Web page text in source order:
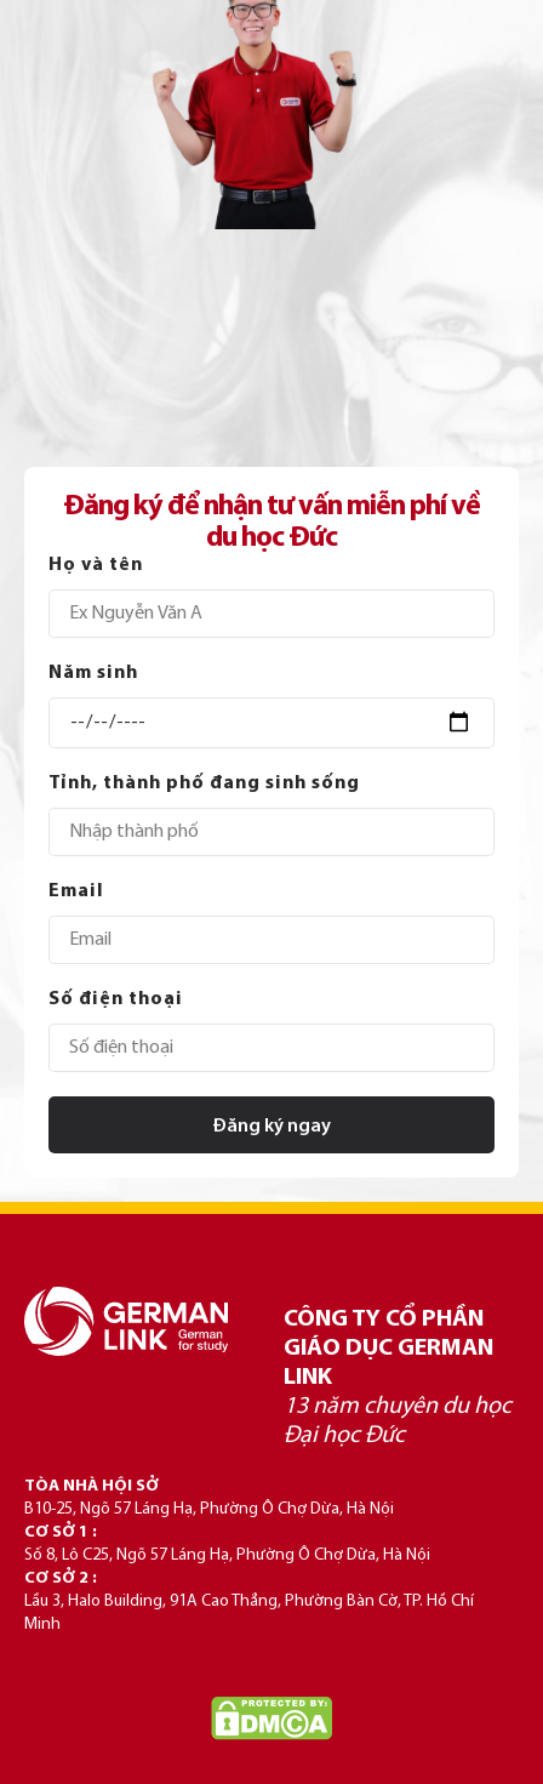
Đăng ký để nhận tư vấn miễn phí về
du học Đức
Họ và tên
Năm sinh
Tỉnh, thành phố đang sinh sống
Email
Số điện thoại
Đăng ký ngay
CÔNG TY CỔ PHẦN
GIÁO DỤC GERMAN
LINK
13 năm chuyên du học
Đại học Đức
TÒA NHÀ HỘI SỞ
B10-25, Ngõ 57 Láng Hạ, Phường Ô Chợ Dừa, Hà Nội
CƠ SỞ 1 :
Số 8, Lô C25, Ngõ 57 Láng Hạ, Phường Ô Chợ Dừa, Hà Nội
CƠ SỞ 2 :
Lầu 3, Halo Building, 91A Cao Thắng, Phường Bàn Cờ, TP. Hồ Chí
Minh